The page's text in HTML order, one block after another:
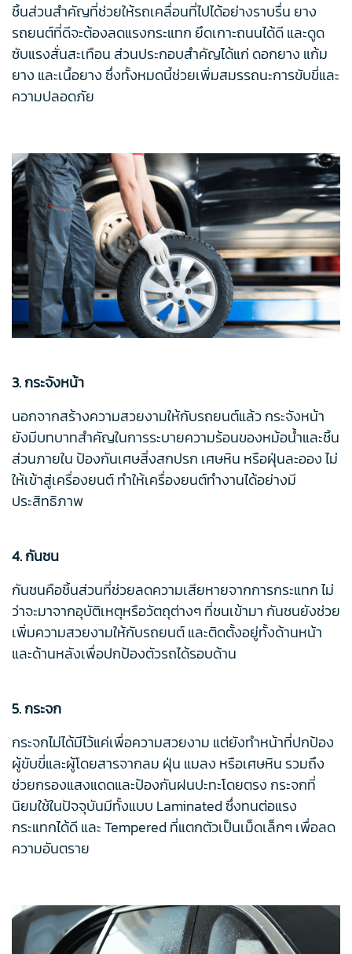
ชิ้นส่วนสำคัญที่ช่วยให้รถเคลื่อนที่ไปได้อย่างราบรื่น ยาง
รถยนต์ที่ดีจะต้องลดแรงกระแทก ยึดเกาะถนนได้ดี และดูด
ซับแรงสั่นสะเทือน ส่วนประกอบสำคัญได้แก่ ดอกยาง แก้ม
ยาง และเนื้อยาง ซึ่งทั้งหมดนี้ช่วยเพิ่มสมรรถนะการขับขี่และ
ความปลอดภัย
3. กระจังหน้า
นอกจากสร้างความสวยงามให้กับรถยนต์แล้ว กระจังหน้า
ยังมีบทบาทสำคัญในการระบายความร้อนของหม้อน้ำและชิ้น
ส่วนภายใน ป้องกันเศษสิ่งสกปรก เศษหิน หรือฝุ่นละออง ไม่
ให้เข้าสู่เครื่องยนต์ ทำให้เครื่องยนต์ทำงานได้อย่างมี
ประสิทธิภาพ
4. กันชน
กันชนคือชิ้นส่วนที่ช่วยลดความเสียหายจากการกระแทก ไม่
ว่าจะมาจากอุบัติเหตุหรือวัตถุต่างๆ ที่ชนเข้ามา กันชนยังช่วย
เพิ่มความสวยงามให้กับรถยนต์ และติดตั้งอยู่ทั้งด้านหน้า
และด้านหลังเพื่อปกป้องตัวรถได้รอบด้าน
5. กระจก
กระจกไม่ได้มีไว้แค่เพื่อความสวยงาม แต่ยังทำหน้าที่ปกป้อง
ผู้ขับขี่และผู้โดยสารจากลม ฝุ่น แมลง หรือเศษหิน รวมถึง
ช่วยกรองแสงแดดและป้องกันฝนปะทะโดยตรง กระจกที่
นิยมใช้ในปัจจุบันมีทั้งแบบ Laminated ซึ่งทนต่อแรง
กระแทกได้ดี และ Tempered ที่แตกตัวเป็นเม็ดเล็กๆ เพื่อลด
ความอันตราย